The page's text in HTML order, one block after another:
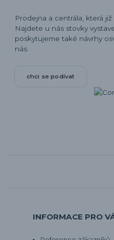
Prodejna a centrála, která
Najdete u nás stovky
poskytujeme také návrhy
nás.
chci se podívat
INFORMACE PRO